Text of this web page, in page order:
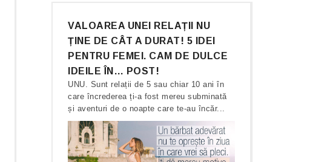
VALOAREA UNEI RELAȚII NU
ȚINE DE CÂT A DURAT! 5 IDEI
PENTRU FEMEI. CAM DE DULCE
IDEILE ÎN… POST!
UNU. Sunt relații de 5 sau chiar 10 ani în
care încrederea ți-a fost mereu subminată
și aventuri de o noapte care te-au încăr...